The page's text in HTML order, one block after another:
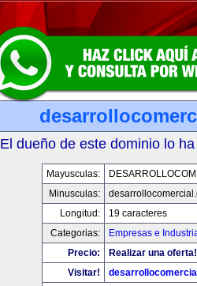
El dueño de este dominio lo
Mayusculas:
Minusculas:
Longitud:
19 caracteres
Categorias:
Empresas e
Precio:
Realizar una oferta!
Visitar!